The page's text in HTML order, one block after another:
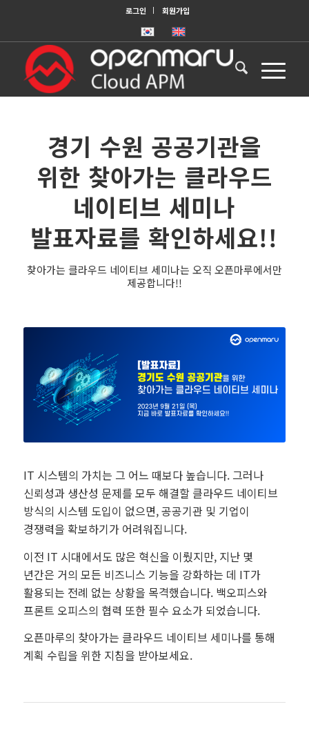
로그인 회원가입
경기 수원 공공기관을
위한 찾아가는 클라우드
네이티브 세미나
발표자료를 확인하세요!!
찾아가는 클라우드 네이티브 세미나는 오직 오픈마루에서만
제공합니다!!
IT 시스템의 가치는 그 어느 때보다 높습니다. 그러나
신뢰성과 생산성 문제를 모두 해결할 클라우드 네이티브
방식의 시스템 도입이 없으면, 공공기관 및 기업이
경쟁력을 확보하기가 어려워집니다.
이전 IT 시대에서도 많은 혁신을 이뤘지만, 지난 몇
년간은 거의 모든 비즈니스 기능을 강화하는 데 IT가
활용되는 전례 없는 상황을 목격했습니다. 백오피스와
프론트 오피스의 협력 또한 필수 요소가 되었습니다.
오픈마루의 찾아가는 클라우드 네이티브 세미나를 통해
계획 수립을 위한 지침을 받아보세요.